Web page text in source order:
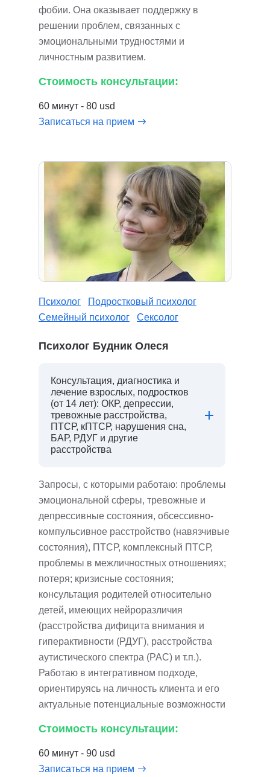
фобии. Она оказывает поддержку в
решении проблем, связанных с
эмоциональными трудностями и
личностным развитием.
Стоимость консультации:
60 минут - 80 usd
Записаться на прием
Психолог
Подростковый психолог
Семейный психолог
Сексолог
Психолог Будник Олеся
Консультация, диагностика и
лечение взрослых, подростков
(от 14 лет): ОКР, депрессии,
тревожные расстройства,
ПТСР, кПТСР, нарушения сна,
БАР, РДУГ и другие
расстройства
Запросы, с которыми работаю: проблемы
эмоциональной сферы, тревожные и
депрессивные состояния, обсессивно-
компульсивное расстройство (навязчивые
состояния), ПТСР, комплексный ПТСР,
проблемы в межличностных отношениях;
потеря; кризисные состояния;
консультация родителей относительно
детей, имеющих нейроразличия
(расстройства дифицита внимания и
гиперактивности (РДУГ), расстройства
аутистического спектра (РАС) и т.п.).
Работаю в интегративном подходе,
ориентируясь на личность клиента и его
актуальные потенциальные возможности
Стоимость консультации:
60 минут - 90 usd
Записаться на прием